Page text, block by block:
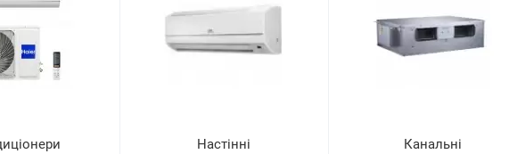
Настінні Канальні